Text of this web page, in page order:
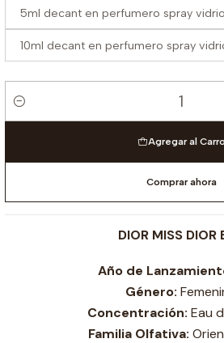
5ml decant en perfumero spray vidrio
10ml decant en perfumero spray
Cantidad
Agregar al Carro
Comprar ahora
DIOR MISS DIOR
Año de
Género:
Concentración: Eau
Familia Olfativa: